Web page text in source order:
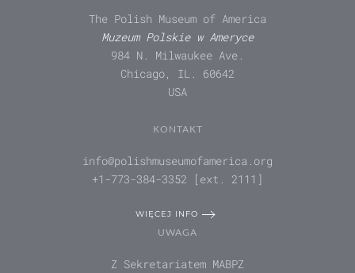
The Polish Museum of America
Muzeum Polskie w Ameryce
984 N. Milwaukee Ave.
Chicago, IL. 60642
USA
KONTAKT
info@polishmuseumofamerica.org
+1-773-384-3352 [ext. 2111]
WIĘCEJ INFO
UWAGA
Z Sekretariatem MABPZ